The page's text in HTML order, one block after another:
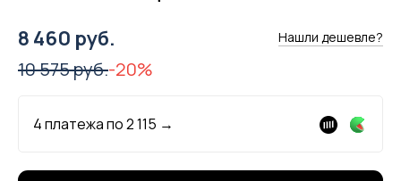
8 460 руб. Нашли дешевле?
10 575 руб.-20%
4 платежа по2 115 →